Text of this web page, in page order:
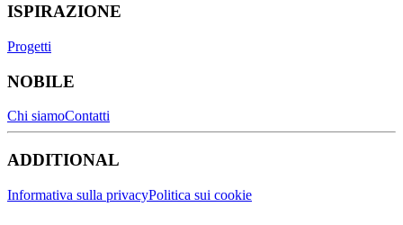
ISPIRAZIONE
Progetti
NOBILE
Chi siamoContatti
ADDITIONAL
Informativa sulla privacyPolitica sui cookie